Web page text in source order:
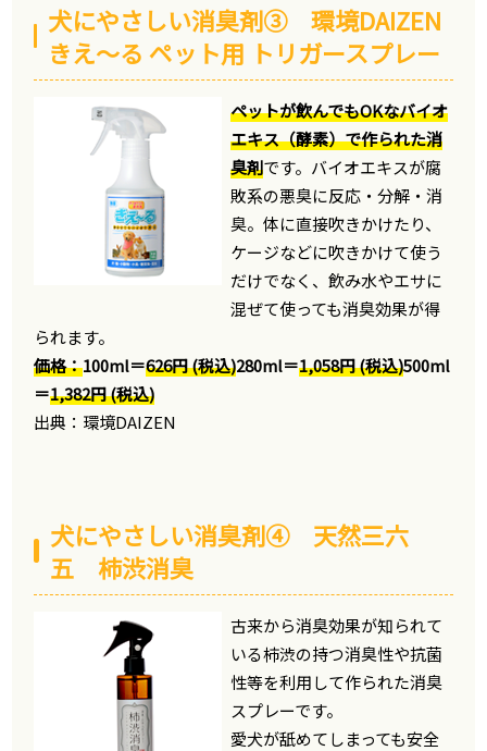
犬にやさしい消臭剤③ 環境DAIZEN
きえ～る ペット用 トリガースプレー
ペットが飲んでもOKなバイオ
エキス（酵素）で作られた消
臭剤です。バイオエキスが腐
敗系の悪臭に反応・分解・消
臭。体に直接吹きかけたり、
ケージなどに吹きかけて使う
だけでなく、飲み水やエサに
混ぜて使っても消臭効果が得
られます。
価格：100ml＝626円 (税込)280ml＝1,058円 (税込)500ml
＝1,382円 (税込)
出典：環境DAIZEN
犬にやさしい消臭剤④ 天然三六
五 柿渋消臭
古来から消臭効果が知られて
いる柿渋の持つ消臭性や抗菌
性等を利用して作られた消臭
スプレーです。
愛犬が舐めてしまっても安全